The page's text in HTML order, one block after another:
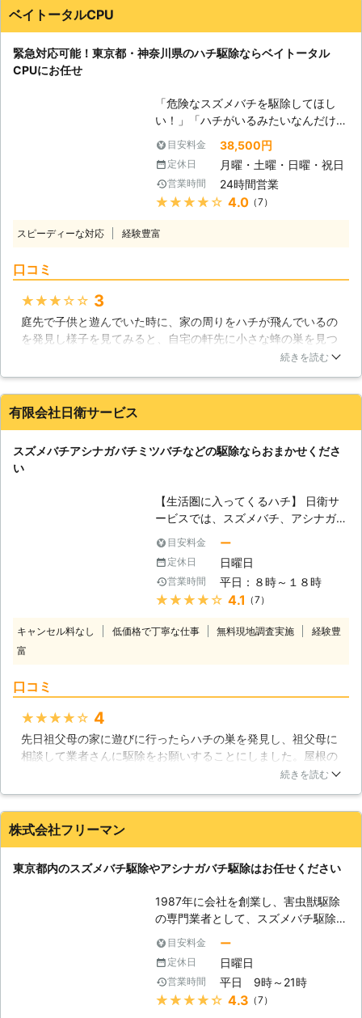
うにしましょう。 【私たちは害虫・
虫・害獣駆除のプロフェッショナルで
す。害虫・害獣でお困りならなんでも
ご相談下さい。ダニからアライグマま
で、お客様を悩ませる害虫・害獣に幅
広く対応いたします。
が集まらなくなってきたのでホッとしました。
千葉県 千葉市中央区 2016年12月18日
ベイトータルCPU
緊急対応可能！東京都・神奈川県のハチ駆除ならベイトータル
CPUにお任せ
「危険なスズメバチを駆除してほし
い！」「ハチがいるみたいなんだけ
ど、どこに巣があるかわからないから
調査してほしい」などのお困りごとを
東京都・神奈川県でお持ちなら、ベイ
トータルCPUまで今すぐお電話をお待
ちしております！キケンな駆除業務を
わぬところに出現します】 草の茂み
いうケースも多く、専門家による調査
や駆除がとても大切。 ベイトータル
CPUは、ハチ駆除に多数の経験がある
熟練スタッフが、蜂の巣の調査・発見
と駆除を万全に行わせていただきま
せください。 【即日・緊急対応も最
大限努力いたします】 ハチを見つけ
ね。そんなお客様のために、最短即日
の緊急駆除もご対応しております。現
場やスケジュール状況次第とはなりま
すが、すぐにでもご不安を取り除くべ
く精いっぱい努力させていただきます
ので、まずはお気軽に当社番号
「090-6157-3753」までお問合せく
目安料金 38,500円
定休日 月曜・土曜・日曜・祝日
営業時間 24時間営業
★★★★★ 4.0（7）
スピーディーな対応 経験豊富
口コミ
★★★★★ 3
庭先で子供と遊んでいた時に、家の周りをハチが飛んでいるの
を発見し様子を見てみると、自宅の軒先に小さな蜂の巣を見つ
けました。子どもが知らないうちに近づいて、刺されてしまっ
に駆除に来てくださいました。これで、安心して子供と庭で遊
ぶことができます。
神奈川県 横浜市神奈川区 2016年12月16日
続きを読む
有限会社日衛サービス
スズメバチアシナガバチミツバチなどの駆除ならおまかせくださ
い
【生活圏に入ってくるハチ】 日衛サ
ービスでは、スズメバチ、アシナガバ
チ、ミツバチの駆除を行なうことが可
能です。ハチというのは私達が日常的
に見かけることがある昆虫の中でも、
特に俊敏で、強力な毒を持っている昆
虫です。好き好んで近づくことは無い
れると、否応なしに生活圏が重なって
治できます。また、住宅の小屋裏や床
下などの駆除には、安全に駆除できる
煙霧剤を利用します。高所の巣でもお
とも可能です。住宅の壁の中へ通じる
取り付ける事も可能ですので、色々と
ご相談を頂ければと思います。 ハチ
の駆除は、色々危険が伴うものです
が、私達日衛サービスは、安全、かつ
迅速にハチの巣を撤去することが出来
ますので、ハチでお困りの方は、ぜひ
とも私達へお任せください。皆様から
目安料金 ー
定休日 日曜日
営業時間 平日：８時～１８時
★★★★★ 4.1 （7）
キャンセル料なし 低価格で丁寧な仕事 無料現地調査実施
経験豊
富
口コミ
★★★★★ 4
先日祖父母の家に遊びに行ったらハチの巣を発見し、祖父母に
相談して業者さんに駆除をお願いすることにしました。屋根の
高い場所に巣を作っていて、祖父母もハチの巣があることは知
くなったので、私も安心です。本当によかったです。
東京都 国立市 2016年11月30日
続きを読む
株式会社フリーマン
東京都内のスズメバチ駆除やアシナガバチ駆除はお任せください
1987年に会社を創業し、害虫獣駆除
の専門業者として、スズメバチ駆除、
アシナガバチ駆除も実績を重ねてきま
した。当社では一般家庭のみならず、
病院や老人ホーム、学校法人等で発生
しているスズメバチ駆除やアシナガバ
チ駆除を行なってきており、たくさん
目安料金 ー
定休日 日曜日
営業時間 平日 9時～21時
★★★★★ 4.3 （7）